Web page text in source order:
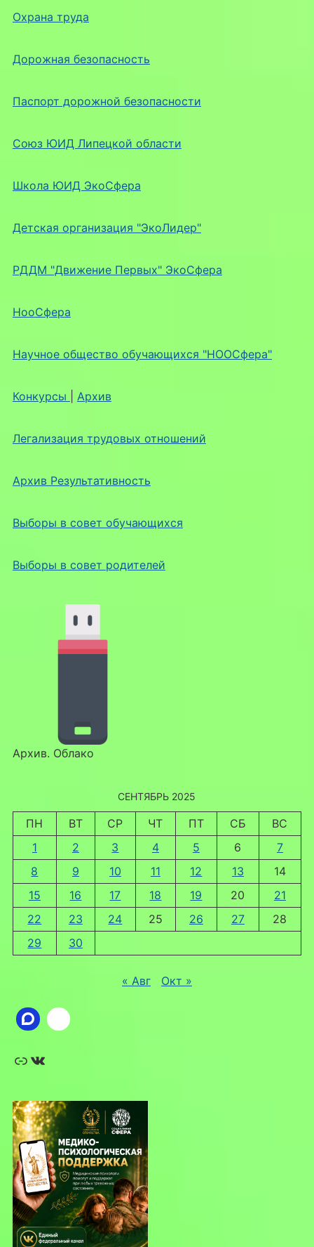
Охрана труда
Дорожная безопасность
Паспорт дорожной безопасности
Союз ЮИД Липецкой области
Школа ЮИД ЭкоСфера
Детская организация "ЭкоЛидер"
РДДМ "Движение Первых" ЭкоСфера
НооСфера
Научное общество обучающихся "НООСфера"
Конкурсы Архив
Легализация трудовых отношений
Архив Результативность
Выборы в совет обучающихся
Выборы в совет родителей
Архив. Облако
СЕНТЯБРЬ 2025
ПН ВТ СР ЧТ ПТ СБ
ВС
1
2 3 4 5 6
7
8
9 10 11 12 13
14
15
16 17 18 19 20
21
22
23 24 25 26 27
28
29
30
« Авг Окт »
Ссылка